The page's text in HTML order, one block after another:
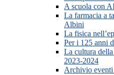
A scuola con
La farmacia a
Albini
La fisica
Per i 125 anni
La cultura della
2023-2024
Archivio